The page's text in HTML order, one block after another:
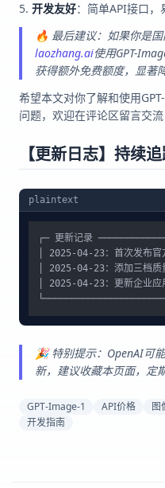
开发友好：简单API接口
🔥 最后建议：如果你是
laozhang.ai使用GPT-
获得额外免费额度，显著
希望本文对你了解和使用
问题，欢迎在评论区留言交流
【更新日志】持续
plaintext
┌─ 更新记录
│ 2025-04-23：首次发布
│ 2025-04-23：添加三档
│ 2025-04-23：更新企业
🎉 特别提示：OpenAI可
新，建议收藏本页面，定
GPT-Image-1 API价格 图
开发指南